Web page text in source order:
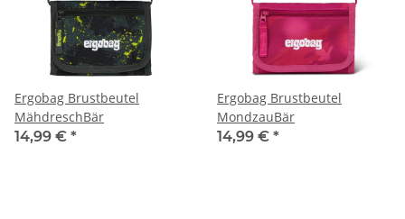
Ergobag Brustbeutel
MähdreschBär
14,99 € *
Ergobag Brustbeutel
MondzauBär
14,99 € *